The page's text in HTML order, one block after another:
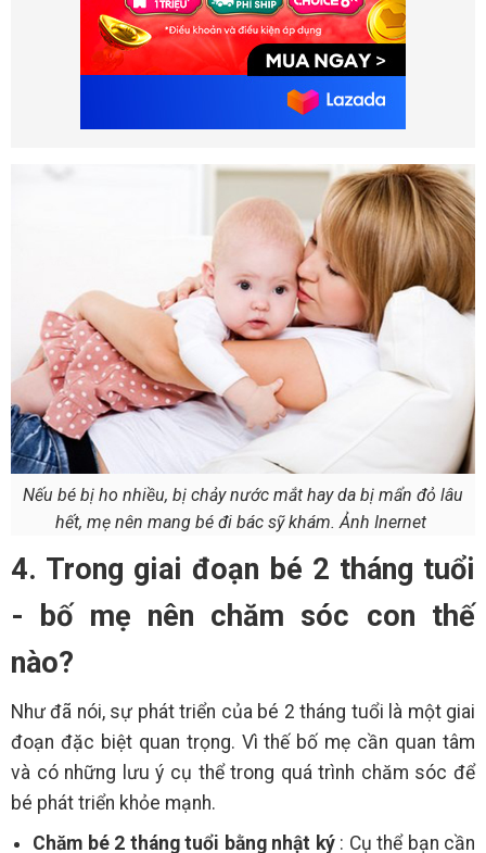
Nếu bé bị ho nhiều, bị chảy nước mắt hay da bị mẩn đỏ lâu
hết, mẹ nên mang bé đi bác sỹ khám. Ảnh Inernet
4. Trong giai đoạn bé 2 tháng tuổi
- bố mẹ nên chăm sóc con thế
nào?
Như đã nói, sự phát triển của bé 2 tháng tuổi là một giai
đoạn đặc biệt quan trọng. Vì thế bố mẹ cần quan tâm
và có những lưu ý cụ thể trong quá trình chăm sóc để
bé phát triển khỏe mạnh.
Chăm bé 2 tháng tuổi bằng nhật ký: Cụ thể bạn cần